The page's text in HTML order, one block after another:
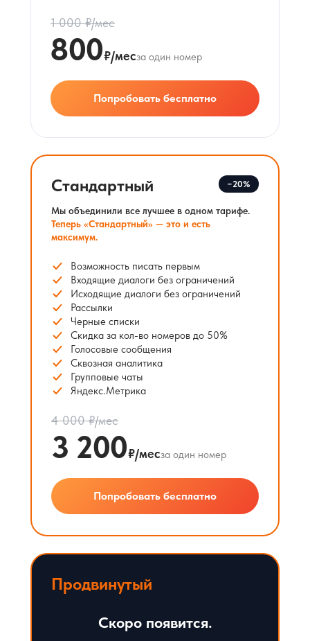
1 000 ₽/мес
800₽/месза один номер
Попробовать бесплатно
−20%
Стандартный
Мы объединили все лучшее в одном тарифе.
Теперь «Стандартный» — это и есть
максимум.
Возможность писать первым
Входящие диалоги без ограничений
Исходящие диалоги без ограничений
Рассылки
Черные списки
Скидка за кол-во номеров до 50%
Голосовые сообщения
Сквозная аналитика
Групповые чаты
Яндекс.Метрика
4 000 ₽/мес
3 200₽/месза один номер
Попробовать бесплатно
Продвинутый
Скоро появится.